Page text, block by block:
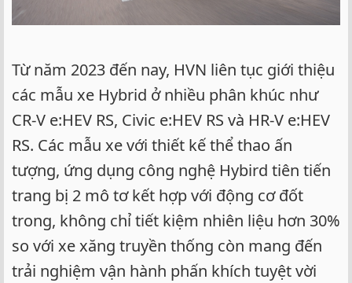
Từ năm 2023 đến nay, HVN liên tục giới thiệu
các mẫu xe Hybrid ở nhiều phân khúc như
CR-V e:HEV RS, Civic e:HEV RS và HR-V e:HEV
RS. Các mẫu xe với thiết kế thể thao ấn
tượng, ứng dụng công nghệ Hybird tiên tiến
trang bị 2 mô tơ kết hợp với động cơ đốt
trong, không chỉ tiết kiệm nhiên liệu hơn 30%
so với xe xăng truyền thống còn mang đến
trải nghiệm vận hành phấn khích tuyệt vời